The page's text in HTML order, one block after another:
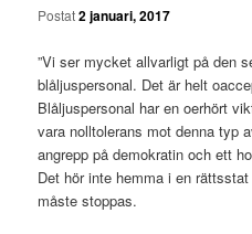
Postat2 januari, 2017
”Vi ser mycket allvarligt på den
blåljuspersonal. Det är helt
Blåljuspersonal har en oerhört
vara nolltolerans mot denna typ
angrepp på demokratin och ett
Det hör inte hemma i en
måste stoppas.